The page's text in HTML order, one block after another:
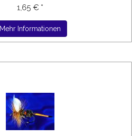
1,65 € *
Mehr Informationen